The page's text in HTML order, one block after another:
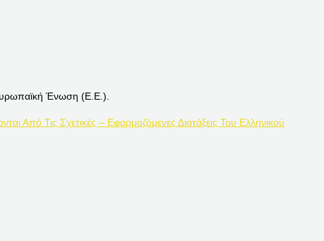
Ένωση (Ε.Ε.).
Από Τις Σχετικές – Εφαρμοζόμενες Διατάξεις Του Ελληνικού